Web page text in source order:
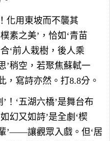
化用東坡而不襲其
素之美’，恰如‘青苗
‘前人栽樹，後人乘
’稍空，若聚焦蘇軾一
寫詩亦然。打8.8分。
！‘五湖六橋’是舞台布
幻又如詩’是全劇‘楔
’——讓觀眾入戲。但‘居